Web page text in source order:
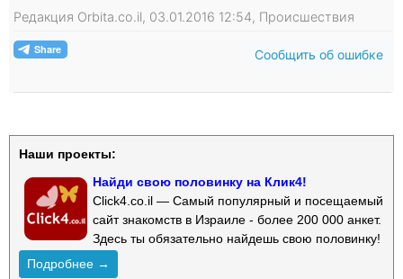
Редакция Orbita.co.il, 03.01.2016 12:54, Происшествия
Сообщить об ошибке
Наши проекты:
Найди свою половинку на Клик4!
Click4.co.il — Самый популярный и посещаемый
сайт знакомств в Израиле - более 200 000 анкет.
Здесь ты обязательно найдешь свою половинку!
Подробнее →